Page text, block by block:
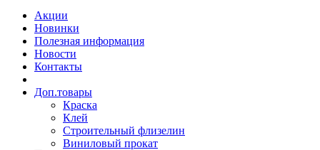
Акции
Новинки
Полезная информация
Новости
Контакты
Доп.товары
Краска
Клей
Строительный флизелин
Виниловый прокат